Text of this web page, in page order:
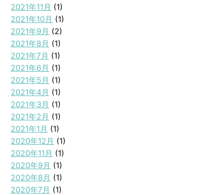
2021年11月 (1)
2021年10月 (1)
2021年9月 (2)
2021年8月 (1)
2021年7月 (1)
2021年6月 (1)
2021年5月 (1)
2021年4月 (1)
2021年3月 (1)
2021年2月 (1)
2021年1月 (1)
2020年12月 (1)
2020年11月 (1)
2020年9月 (1)
2020年8月 (1)
2020年7月 (1)